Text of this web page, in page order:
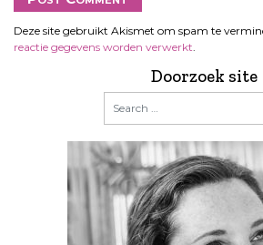
Deze site gebruikt Akismet om spam te
reactie gegevens worden verwerkt
Doorzoek site